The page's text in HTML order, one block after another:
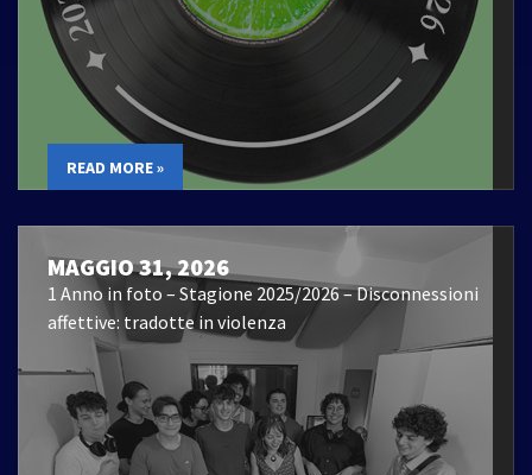
READ MORE »
MAGGIO 31, 2026
1 Anno in foto – Stagione 2025/2026 – Disconnessioni
affettive: tradotte in violenza